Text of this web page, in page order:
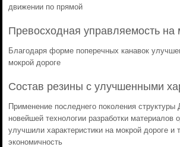
движении по прямой
Превосходная управляемость на
Благодаря форме поперечных канавок
мокрой дороге
Состав резины с улучшенными
Применение последнего поколения
новейшей технологии разработки материалов
улучшили характеристики на мокрой дороге и
экономичность